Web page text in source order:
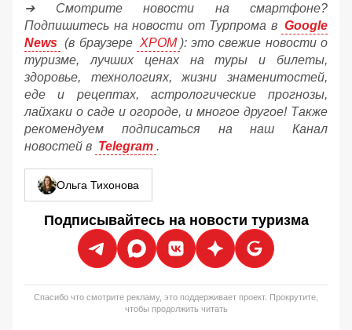
➔ Смотрите новости на смартфоне?
Подпишитесь на новости от Турпрома в Google
News (в браузере ХРОМ ): это свежие новости о
туризме, лучших ценах на туры и билеты,
здоровье, технологиях, жизни знаменитостей,
еде и рецептах, астрологические прогнозы,
лайхаки о саде и огороде, и многое другое! Также
рекомендуем подписаться на наш Канал
новостей в Telegram .
Ольга Тихонова
Подписывайтесь на новости туризма
Спасибо что смотрите рекламу, это поддерживает проект. Прокрутите,
чтобы продолжить читать